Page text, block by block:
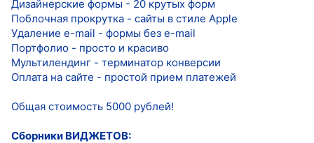
Дизайнерские формы - 20 крутых форм
Поблочная прокрутка - сайты в стиле Apple
Удаление e-mail - формы без e-mail
Портфолио - просто и красиво
Мультилендинг - терминатор конверсии
Оплата на сайте - простой прием платежей
Общая стоимость 5000 рублей!
Сборники ВИДЖЕТОВ: